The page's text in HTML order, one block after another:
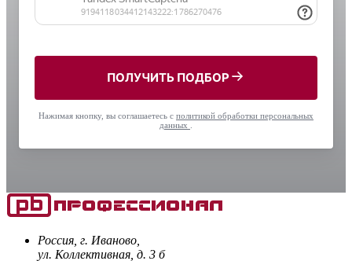
ПОЛУЧИТЬ ПОДБОР
Нажимая кнопку, вы соглашаетесь с политикой обработки персональных
данных
Россия, г. Иваново,
ул. Коллективная, д. 3 б